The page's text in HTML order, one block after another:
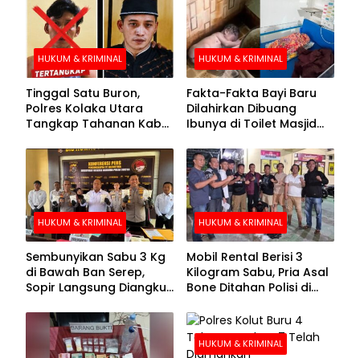
HUKUM & KRIMINAL
Tinggal Satu Buron,
Polres Kolaka Utara
Tangkap Tahanan Kabur
Pengejaran
HUKUM & KRIMINAL
Fakta-Fakta Bayi Baru
Dilahirkan Dibuang
Ibunya di Toilet Masjid
HUKUM & KRIMINAL
Sembunyikan Sabu 3 Kg
di Bawah Ban Serep,
Sopir Langsung Diangkut
HUKUM & KRIMINAL
Mobil Rental Berisi 3
Kilogram Sabu, Pria Asal
Bone Ditahan Polisi di
HUKUM & KRIMINAL